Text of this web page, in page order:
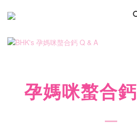
孕媽咪螯合鈣